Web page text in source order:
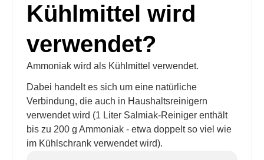
Kühlmittel wird
verwendet?
Ammoniak wird als Kühlmittel verwendet.
Dabei handelt es sich um eine natürliche
Verbindung, die auch in Haushaltsreinigern
verwendet wird (1 Liter Salmiak-Reiniger enthält
bis zu 200 g Ammoniak - etwa doppelt so viel wie
im Kühlschrank verwendet wird).